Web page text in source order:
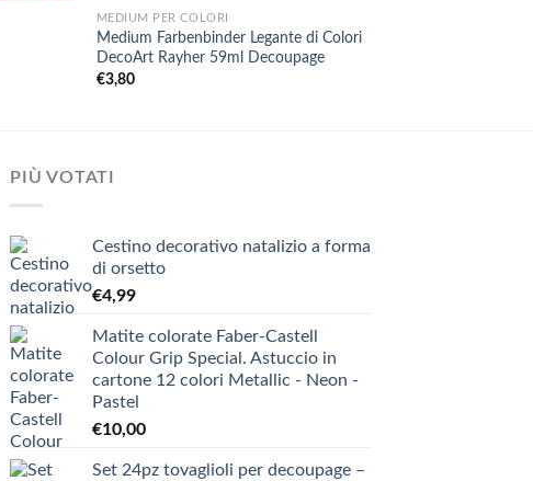
MEDIUM PER COLORI
Medium Farbenbinder Legante di Colori
DecoArt Rayher 59ml Decoupage
€3,80
PIÙ VOTATI
Cestino decorativo natalizio a forma
di orsetto
€4,99
Matite colorate Faber-Castell
Colour Grip Special. Astuccio in
cartone 12 colori Metallic - Neon -
Pastel
€10,00
Set 24pz tovaglioli per decoupage –